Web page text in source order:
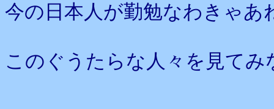
今の日本人が勤勉なわきゃあ
このぐうたらな人々を見て